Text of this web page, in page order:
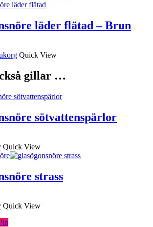
läder flätad – Brun
Quick View
gillar …
sötvattenspärlor
Quick View
strass
Quick View